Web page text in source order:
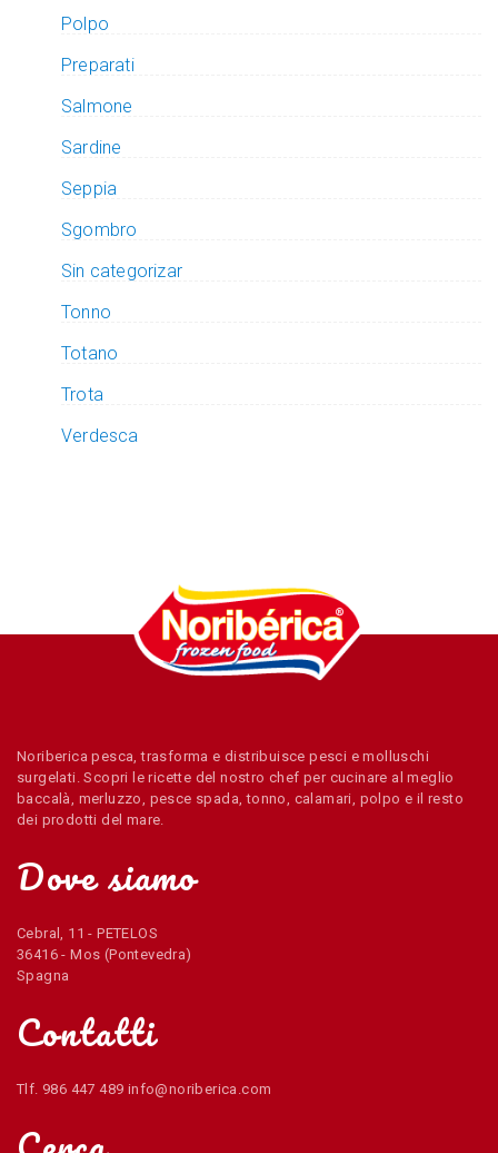
Polpo
Preparati
Salmone
Sardine
Seppia
Sgombro
Sin categorizar
Tonno
Totano
Trota
Verdesca
Noriberica pesca, trasforma e distribuisce pesci e molluschi
surgelati. Scopri le ricette del nostro chef per cucinare al meglio
baccalà, merluzzo, pesce spada, tonno, calamari, polpo e il resto
dei prodotti del mare.
Dove siamo
Cebral, 11 - PETELOS
36416 - Mos (Pontevedra)
Spagna
Contatti
Tlf. 986 447 489 info@noriberica.com